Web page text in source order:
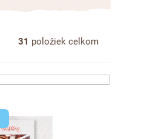
31 položiek celkom